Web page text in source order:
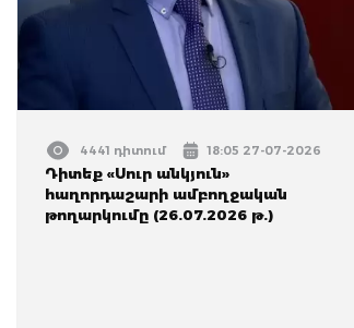
4441 դիտում 18:05 27-07-2026
Դիտեք «Սուր անկյուն»
հաղորդաշարի ամբողջական
թողարկումը (26.07.2026 թ.)